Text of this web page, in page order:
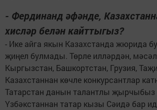
- Фердинанд әфәнде,
хисләр белән кайттыгыз?
- Ике айга якын Казахстанда жюрида
җиңел булмады. Төрле илләрдән,
Кыргызстан, Башкортстан, Грузия,
Казахстаннан көчле конкурсантлар
Татарстан данын талантлы
Үзбәкстаннан татар кызы Сәидә бар